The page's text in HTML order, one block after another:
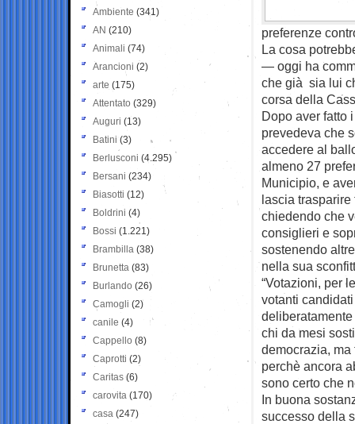
preferenze
La cosa
— oggi ha
che già sia lui
corsa della
Dopo aver fatto
prevedeva che
accedere al
almeno 27
Municipio, e
lascia
chiedendo che
consiglieri e
sostenendo
nella sua
“Votazioni, per
votanti
chi da mesi
democrazia,
perchè ancora
sono certo che
In buona
successo della
Ambiente (341)
AN (210)
Animali (74)
Arancioni (2)
arte (175)
Attentato (329)
Auguri (13)
Batini (3)
Berlusconi (4.295)
Bersani (234)
Biasotti (12)
Boldrini (4)
Bossi (1.221)
Brambilla (38)
Brunetta (83)
Burlando (26)
Camogli (2)
canile (4)
Cappello (8)
Caprotti (2)
Caritas (6)
carovita (170)
casa (247)